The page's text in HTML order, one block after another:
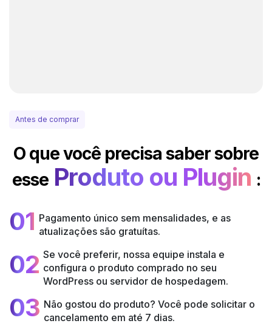
Antes de comprar
O que você precisa saber sobre
esseProduto ou Plugin :
01 Pagamento único sem mensalidades, e as
atualizações são gratuítas.
02 Se você preferir, nossa equipe instala e
configura o produto comprado no seu
WordPress ou servidor de hospedagem.
03 Não gostou do produto? Você pode solicitar o
cancelamento em até 7 dias.